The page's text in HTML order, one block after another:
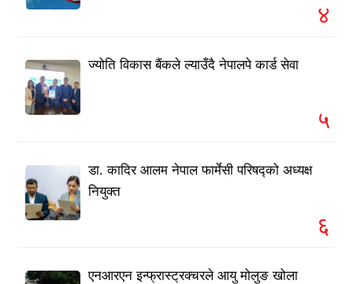
४
ज्योति विकास बैंकले ल्याउँदै नेपालपे कार्ड सेवा
५
डा. कादिर आलम नेपाल फार्मेसी परिषद्को अध्यक्ष
नियुक्त
६
एनआरएन इन्फ्रास्ट्रक्चरले आयु मोलुङ खोला